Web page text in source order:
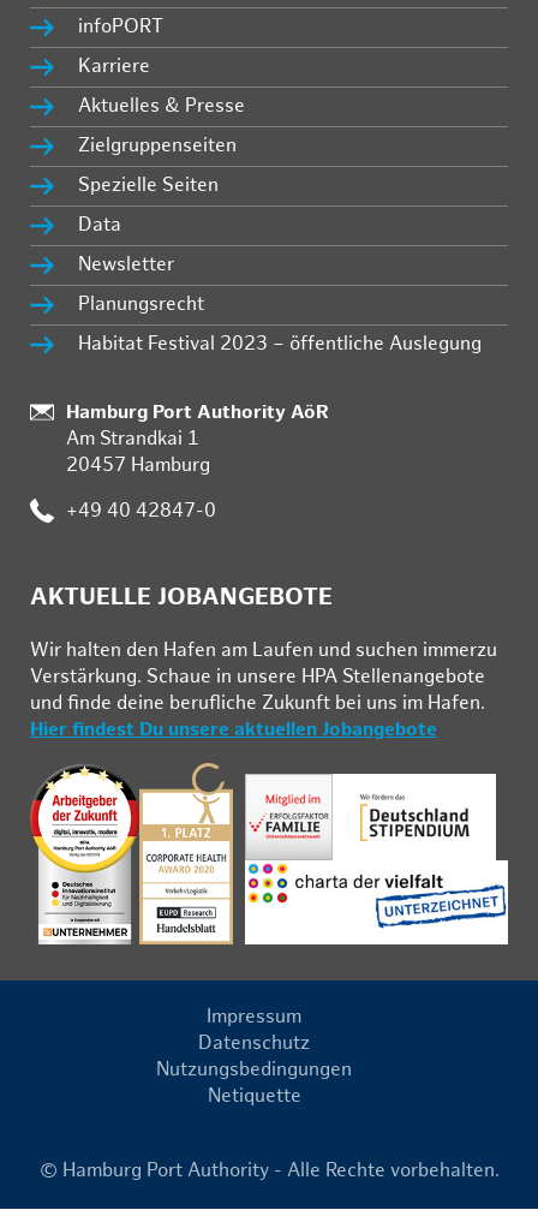
infoPORT
Karriere
Aktuelles & Presse
Zielgruppenseiten
Spezielle Seiten
Data
Newsletter
Planungsrecht
Habitat Festival 2023 – öffentliche Auslegung
Standort:
Hamburg Port Authority AöR
Am Strandkai 1
20457 Hamburg
Telefon:
+49 40 42847-0
AKTUELLE JOBANGEBOTE
Wir hal­ten den Ha­fen am Lau­fen und su­chen im­mer­zu
Ver­stär­kung. Schau­e in un­se­re HPA Stel­len­an­ge­bo­te
und fin­de deine be­ruf­li­che Zu­kunft bei uns im Ha­fen.
Hier findest Du unsere aktuellen Jobangebote
Impressum
Datenschutz
Nutzungsbedingungen
Netiquette
© Hamburg Port Authority - Alle Rechte vorbehalten.